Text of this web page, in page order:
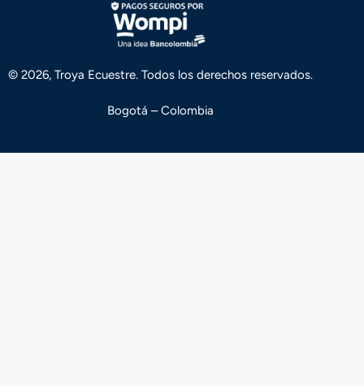
© 2026, Troya Ecuestre. Todos los derechos reservados.
Bogotá – Colombia